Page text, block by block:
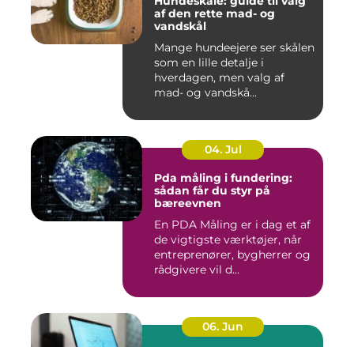
af den rette mad- og
vandskål
Mange hundeejere ser skålen
som en lille detalje i
hverdagen, men valg af
mad- og vandskå...
04. Jul
Pda måling i fundering:
sådan får du styr på
bæreevnen
En PDA Måling er i dag et af
de vigtigste værktøjer, når
entreprenører, bygherrer og
rådgivere vil d...
06. Jun